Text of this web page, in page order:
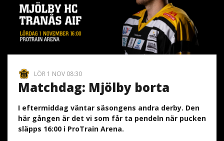
LÖR 1 NOV 08:30
Matchdag: Mjölby borta
I eftermiddag väntar säsongens andra derby. Den
här gången är det vi som får ta pendeln när pucken
släpps 16:00 i ProTrain Arena.